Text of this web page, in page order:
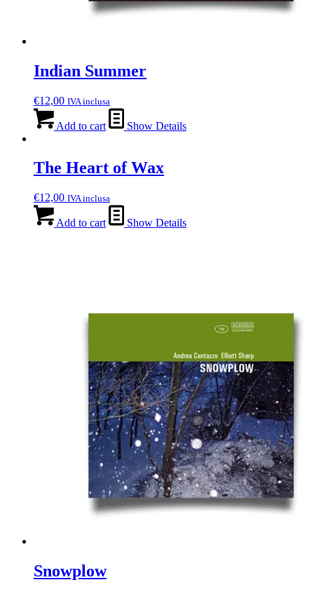
Indian Summer
€12,00 IVA inclusa
Add to cart Show Details
The Heart of Wax
€12,00 IVA inclusa
Add to cart Show Details
Snowplow